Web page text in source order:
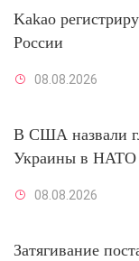
Kakao
России
08.08.2026
В США назвали
Украины в НАТО
08.08.2026
Затягивание